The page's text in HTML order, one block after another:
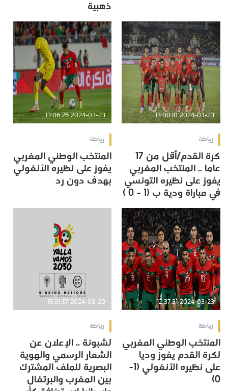
ذهبية
2024-03-23 13:08:10
رياضة
كرة القدم/أقل من 17
عاما .. المنتخب المغربي
يفوز على نظيره التونسي
في مباراة ودية ب (1 – 0 )
2024-03-23 13:06:26
رياضة
المنتخب الوطني المغربي
يفوز على نظيره الأنغولي
بهدف دون رد
2024-03-23 12:37:31
رياضة
المنتخب الوطني المغربي
لكرة القدم يفوز وديا
على نظيره الأنغولي (1-
0)
2024-03-20 13:31:57
رياضة
لشبونة .. الإعلان عن
الشعار الرسمي والهوية
البصرية للملف المشترك
بين المغرب والبرتغال